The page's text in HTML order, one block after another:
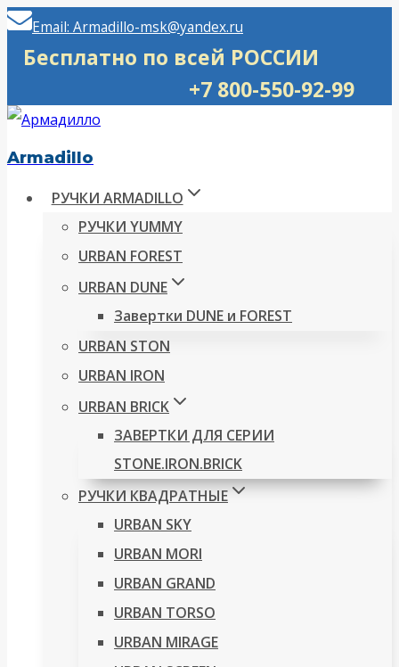
Перейти
Email: Armadillo-msk@yandex.ru
Бесплатно по всей РОССИИ
+7 800-550-92-99
Armadillo
РУЧКИ ARMADILLO
РУЧКИ YUMMY
URBAN FOREST
URBAN DUNE
Завертки DUNE и FOREST
URBAN STON
URBAN IRON
URBAN BRICK
ЗАВЕРТКИ ДЛЯ СЕРИИ
STONE.IRON.BRICK
РУЧКИ КВАДРАТНЫЕ
URBAN SKY
URBAN MORI
URBAN GRAND
URBAN TORSO
URBAN MIRAGE